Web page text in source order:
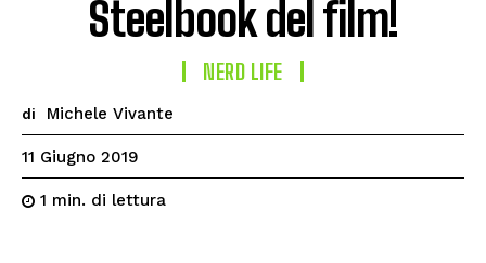
Steelbook del film!
NERD LIFE
di Michele Vivante
11 Giugno 2019
1 min. di lettura